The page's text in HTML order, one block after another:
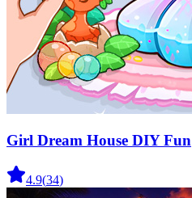
Girl Dream House DIY Fun
4.9(34)